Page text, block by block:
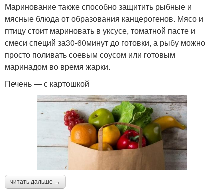
Маринование также способно защитить рыбные и
мясные блюда от образования канцерогенов. Мясо и
птицу стоит мариновать в уксусе, томатной пасте и
смеси специй за30-60минут до готовки, а рыбу можно
просто поливать соевым соусом или готовым
маринадом во время жарки.
Печень — с картошкой
читать дальше →